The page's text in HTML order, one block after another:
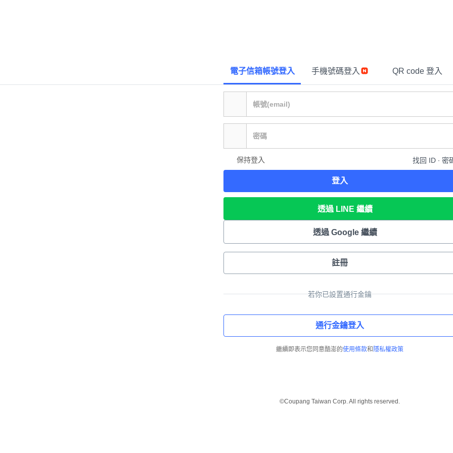
電子信箱帳號登入 手機號碼登入 QR code 登入
保持登入 找回 ID ∙ 密
登入
透過 LINE 繼續
透過 Google 繼續
註冊
若你已設置通行金鑰
通行金鑰登入
繼續即表示您同意酷澎的使用條款和 隱私權政策
©Coupang Taiwan Corp. All rights reserved.